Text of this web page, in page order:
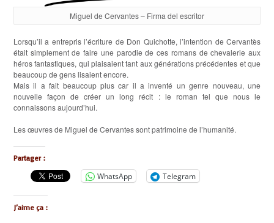
Miguel de Cervantes – Firma del escritor
Lorsqu’il a entrepris l’écriture de Don Quichotte, l’intention de Cervantès
était simplement de faire une parodie de ces romans de chevalerie aux
héros fantastiques, qui plaisaient tant aux générations précédentes et que
beaucoup de gens lisaient encore.
Mais il a fait beaucoup plus car il a inventé un genre nouveau, une
nouvelle façon de créer un long récit : le roman tel que nous le
connaissons aujourd’hui.
Les œuvres de Miguel de Cervantes sont patrimoine de l’humanité.
Partager :
WhatsApp Telegram
J’aime ça :